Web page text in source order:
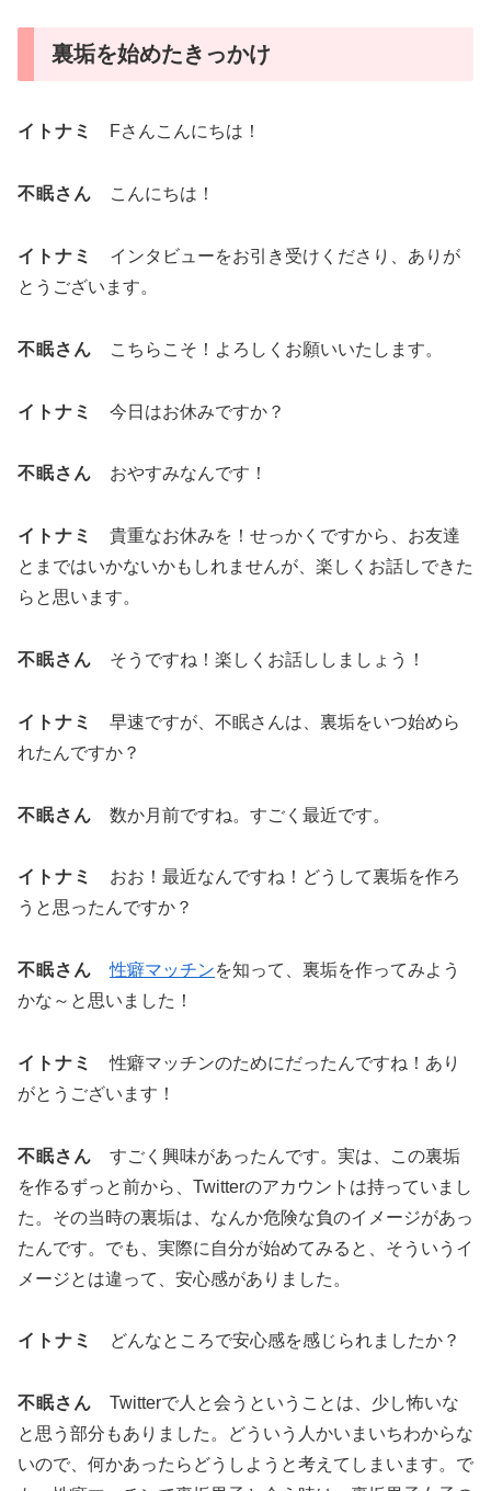
裏垢を始めたきっかけ
イトナミ Fさんこんにちは！
不眠さん こんにちは！
イトナミ
インタビューをお引き受けくださり、ありが
とうございます。
不眠さん こちらこそ！よろしくお願いいたします。
イトナミ 今日はお休みですか？
不眠さん おやすみなんです！
イトナミ
貴重なお休みを！せっかくですから、お友達
とまではいかないかもしれませんが、楽しくお話しできた
らと思います。
不眠さん そうですね！楽しくお話ししましょう！
イトナミ
早速ですが、不眠さんは、裏垢をいつ始めら
れたんですか？
不眠さん 数か月前ですね。すごく最近です。
イトナミ
おお！最近なんですね！どうして裏垢を作ろ
うと思ったんですか？
不眠さん 性癖マッチンを知って、裏垢を作ってみよう
かな～と思いました！
イトナミ
性癖マッチンのためにだったんですね！あり
がとうございます！
不眠さん すごく興味があったんです。実は、この裏垢
を作るずっと前から、Twitterのアカウントは持っていまし
た。その当時の裏垢は、なんか危険な負のイメージがあっ
たんです。でも、実際に自分が始めてみると、そういうイ
メージとは違って、安心感がありました。
イトナミ どんなところで安心感を感じられましたか？
不眠さん Twitterで人と会うということは、少し怖いな
と思う部分もありました。どういう人かいまいちわからな
いので、何かあったらどうしようと考えてしまいます。で